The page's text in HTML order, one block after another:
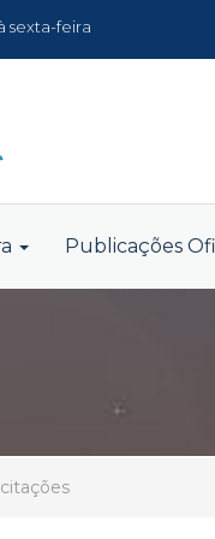
sexta-feira
Publicações